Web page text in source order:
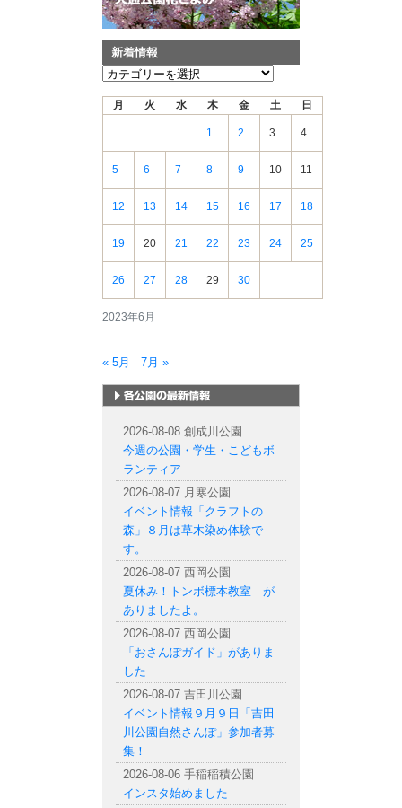
新着情報
新
2023年6月
月 火 水 木 金 土 日
1 2 3 4
5 6 7 8 9 10 11
12 13 14 15 16 17 18
19 20 21 22 23 24 25
26 27 28 29 30
« 5月 7月 »
2026-08-08 創成川公園
今週の公園・学生・こどもボ
ランティア
2026-08-07 月寒公園
イベント情報「クラフトの
森」８月は草木染め体験で
す。
2026-08-07 西岡公園
夏休み！トンボ標本教室 が
ありましたよ。
2026-08-07 西岡公園
「おさんぽガイド」がありま
した
2026-08-07 吉田川公園
イベント情報９月９日「吉田
川公園自然さんぽ」参加者募
集！
2026-08-06 手稲稲積公園
インスタ始めました